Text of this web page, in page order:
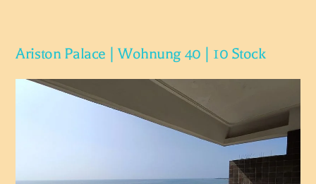
Ariston Palace | Wohnung 40 | 10 Stock